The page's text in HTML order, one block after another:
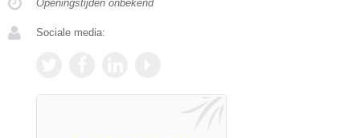
Openingstijden onbekend
Sociale media: